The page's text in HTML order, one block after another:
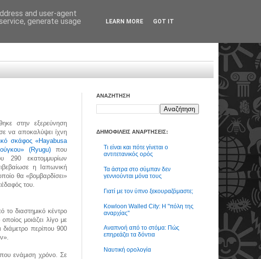
στην εξερεύνηση
να αποκαλύψει ίχνη
σκάφος «Hayabusa
(Ryugu)που
290 εκατομμυρίων
η Ιαπωνική
θα «βομβαρδίσει»
του.
διαστημικό κέντρο
μοιάζει λίγο με
περίπου 900
ενάμιση χρόνο. Σε
ΑΝΑΖΗΤΗΣΗ
ΔΗΜΟΦΙΛΕΙΣ ΑΝΑΡΤΗΣΕΙΣ:
Τι είναι και πότε γίνεται ο
αντιτετανικός ορός
Τα άστρα στο σύμπαν δεν
γεννιούνται μόνα τους
Γιατί με τον ύπνο ξεκουραζόμαστε;
Kowloon Walled City: Η "πόλη της
αναρχίας"
Αναπνοή από το στόμα: Πώς
επηρεάζει τα δόντια
Ναυτική ορολογία
and user-agent
generate usage
LEARN MORE GOT IT